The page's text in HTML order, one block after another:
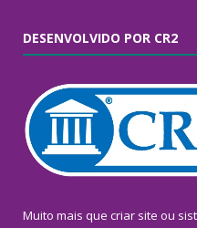
DESENVOLVIDO POR CR2
Muito mais que criar site ou